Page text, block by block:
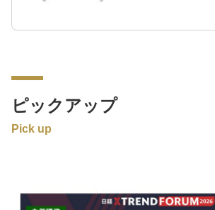
ピックアップ